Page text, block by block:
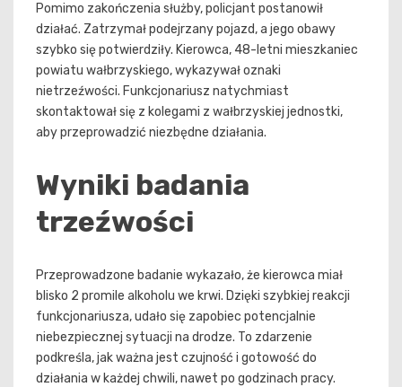
Pomimo zakończenia służby, policjant postanowił
działać. Zatrzymał podejrzany pojazd, a jego obawy
szybko się potwierdziły. Kierowca, 48-letni mieszkaniec
powiatu wałbrzyskiego, wykazywał oznaki
nietrzeźwości. Funkcjonariusz natychmiast
skontaktował się z kolegami z wałbrzyskiej jednostki,
aby przeprowadzić niezbędne działania.
Wyniki badania
trzeźwości
Przeprowadzone badanie wykazało, że kierowca miał
blisko 2 promile alkoholu we krwi. Dzięki szybkiej reakcji
funkcjonariusza, udało się zapobiec potencjalnie
niebezpiecznej sytuacji na drodze. To zdarzenie
podkreśla, jak ważna jest czujność i gotowość do
działania w każdej chwili, nawet po godzinach pracy.